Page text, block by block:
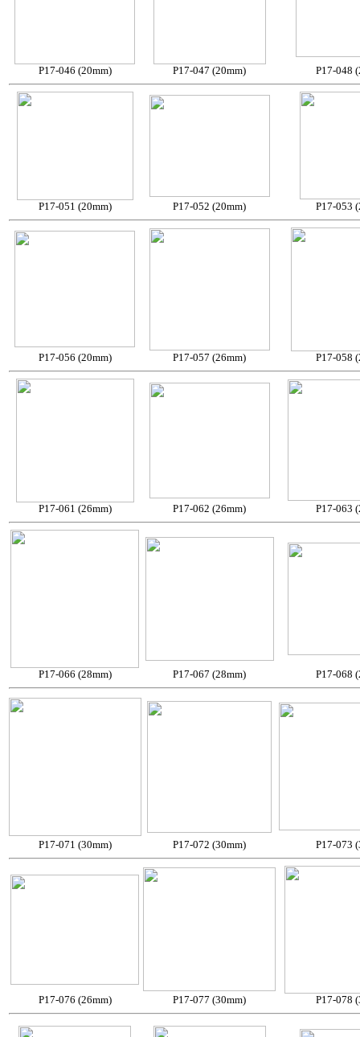
P17-046 (20mm) P17-047 (20mm) P17-048
P17-051 (20mm) P17-052 (20mm) P17-053
P17-056 (20mm) P17-057 (26mm) P17-058
P17-061 (26mm) P17-062 (26mm) P17-063
P17-066 (28mm) P17-067 (28mm) P17-068
P17-071 (30mm) P17-072 (30mm) P17-073
P17-076 (26mm) P17-077 (30mm) P17-078